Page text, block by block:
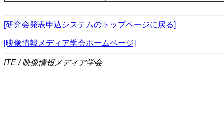
[研究会発表申込システムのトップページに戻る]
[映像情報メディア学会ホームページ]
ITE / 映像情報メディア学会